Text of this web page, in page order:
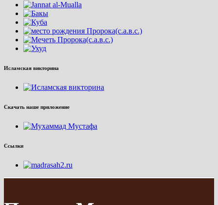
Исламская викторина
Скачать наше приложение
Ссылки